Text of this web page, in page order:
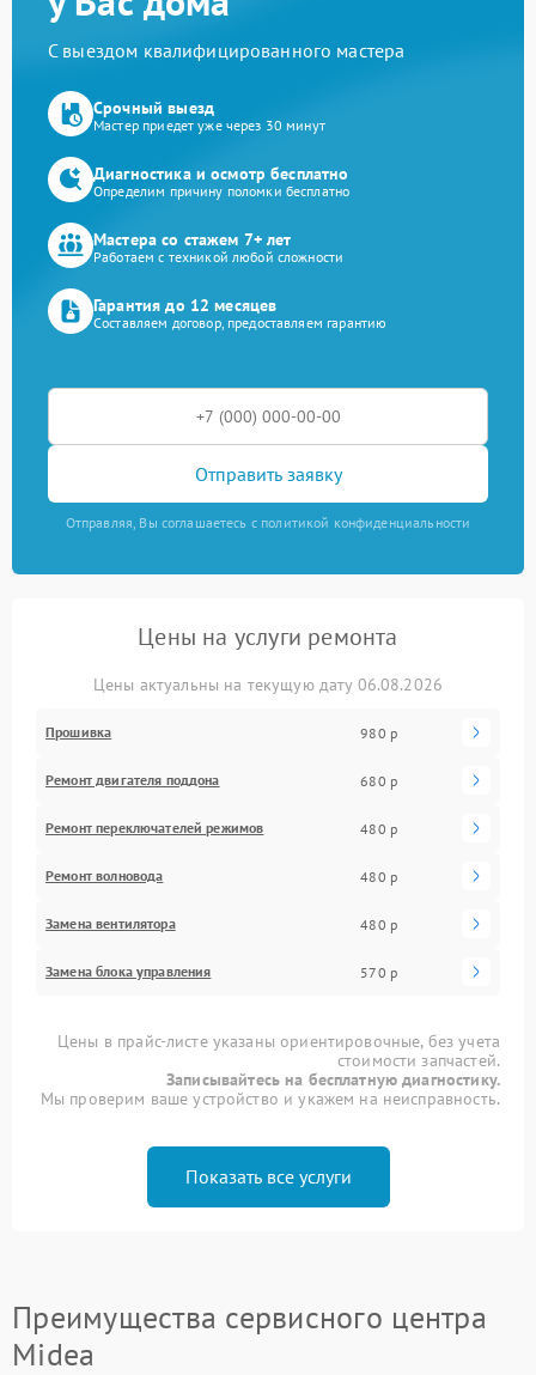
С выездом квалифицированного мастера
Срочный выезд
Мастер приедет уже через 30 минут
Диагностика и осмотр бесплатно
Определим причину поломки бесплатно
Мастера со стажем 7+ лет
Работаем с техникой любой сложности
Гарантия до 12 месяцев
Составляем договор, предоставляем гарантию
Отправить заявку
Отправляя, Вы соглашаетесь с политикой конфиденциальности
Цены на услуги ремонта
Цены актуальны на текущую дату 06.08.2026
Прошивка 980 р
Ремонт двигателя поддона 680 р
Ремонт переключателей режимов 480 р
Ремонт волновода 480 р
Замена вентилятора 480 р
Замена блока управления 570 р
Цены в прайс-листе указаны ориентировочные, без учета
стоимости запчастей.
Записывайтесь на бесплатную диагностику.
Мы проверим ваше устройство и укажем на неисправность.
Показать все услуги
Преимущества сервисного центра
Midea